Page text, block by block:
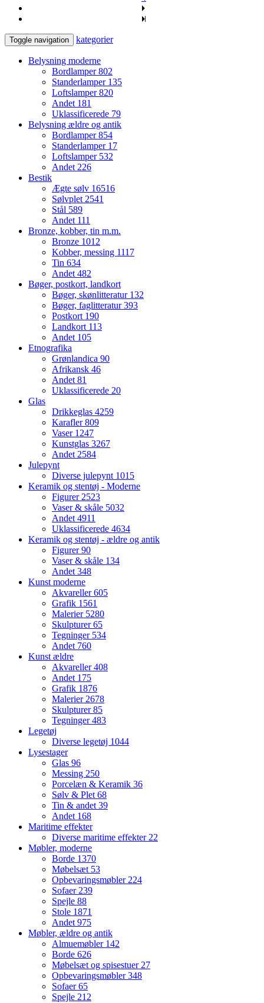
Toggle navigation kategorier
Belysning moderne
Bordlamper802
Standerlamper 135
Loftslamper820
Andet 181
Uklassificerede 79
Belysning ældre og antik
Bordlamper854
Standerlamper 17
Loftslamper 532
Andet 226
Bestik
Ægte sølv 16516
Sølvplet 2541
Stål 589
Andet 111
Bronze, kobber, tin m.m.
Bronze 1012
Kobber, messing 1117
Tin 634
Andet 482
Bøger, postkort, landkort
Bøger, skønlitteratur 132
Bøger, faglitteratur393
Postkort 190
Landkort 113
Andet 105
Etnografika
Grønlandica 90
Afrikansk 46
Andet 81
Uklassificerede 20
Glas
Drikkeglas 4259
Karafler809
Vaser 1247
Kunstglas 3267
Andet 2584
Julepynt
Diverse julepynt 1015
Keramik og stentøj - Moderne
Figurer 2523
Vaser & skåle 5032
Andet 4911
Uklassificerede 4634
Keramik og stentøj - ældre og antik
Figurer90
Vaser & skåle 134
Andet 348
Kunst moderne
Akvareller605
Grafik 1561
Malerier 5280
Skulpturer65
Tegninger 534
Andet 760
Kunst ældre
Akvareller408
Andet 175
Grafik 1876
Malerier 2678
Skulpturer85
Tegninger483
Legetøj
Diverse legetøj 1044
Lysestager
Glas 96
Messing 250
Porcelæn & Keramik 36
Sølv & Plet 68
Tin & andet 39
Andet 168
Maritime effekter
Diverse maritime effekter 22
Møbler, moderne
Borde 1370
Møbelsæt 53
Opbevaringsmøbler 224
Sofaer 239
Spejle 88
Stole 1871
Andet 975
Møbler, ældre og antik
Almuemøbler 142
Borde 626
Møbelsæt og spisestuer 27
Opbevaringsmøbler348
Sofaer65
Spejle 212